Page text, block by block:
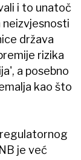
i to unatoč
država
rizika
a posebno
kao što
je već